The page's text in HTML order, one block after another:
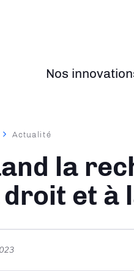
Nos
Actualité
la
droit et à